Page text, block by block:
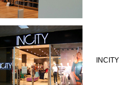
INCITY